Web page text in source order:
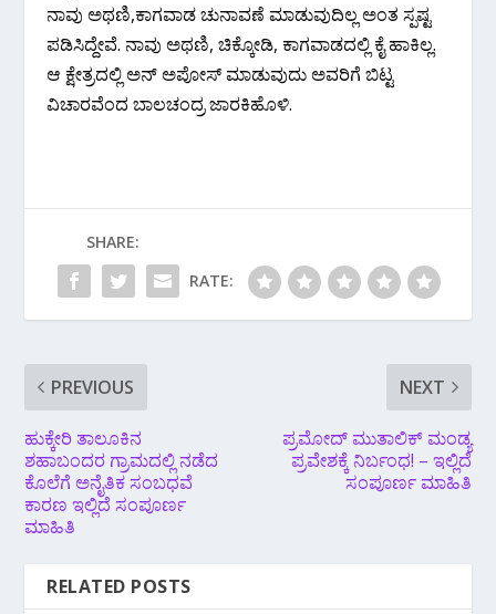
ನಾವು ಅಥಣಿ,ಕಾಗವಾಡ ಚುನಾವಣೆ ಮಾಡುವುದಿಲ್ಲ ಅಂತ ಸ್ಪಷ್ಟ
ಪಡಿಸಿದ್ದೇವೆ. ನಾವು ಅಥಣಿ, ಚಿಕ್ಕೋಡಿ, ಕಾಗವಾಡದಲ್ಲಿ ಕೈ ಹಾಕಿಲ್ಲ.
ಆ ಕ್ಷೇತ್ರದಲ್ಲಿ ಅನ್ ಅಪೋಸ್ ಮಾಡುವುದು ಅವರಿಗೆ ಬಿಟ್ಟ
ವಿಚಾರವೆಂದ ಬಾಲಚಂದ್ರ ಜಾರಕಿಹೊಳಿ‌.
SHARE:
RATE:
PREVIOUS
ಹುಕ್ಕೇರಿ ತಾಲೂಕಿನ
ಶಹಾಬಂದರ ಗ್ರಾಮದಲ್ಲಿ‌ ನಡೆದ
ಕೊಲೆಗೆ ಅನೈತಿಕ‌ ಸಂಬಧವೆ
ಕಾರಣ ಇಲ್ಲಿದೆ ಸಂಪೂರ್ಣ
ಮಾಹಿತಿ
NEXT
ಪ್ರಮೋದ್ ಮುತಾಲಿಕ್ ಮಂಡ್ಯ
ಪ್ರವೇಶಕ್ಕೆ ನಿರ್ಬಂಧ! – ಇಲ್ಲಿದೆ
ಸಂಪೂರ್ಣ ಮಾಹಿತಿ
RELATED POSTS